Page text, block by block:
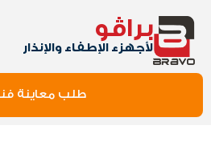
براڤو
لأجهزء الإطفاء والإنذار
طلب معاينة